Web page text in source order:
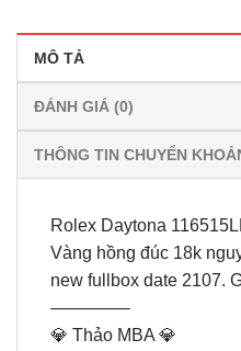
MÔ TẢ
ĐÁNH GIÁ (0)
THÔNG TIN CHUYỂN
Rolex Daytona
Vàng hồng đúc 18k
new fullbox date 2107.
————–
💎 Thảo MBA 💎